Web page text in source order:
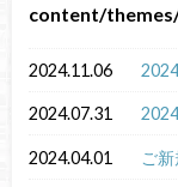
content/
2024.11.06
2024.07.31
2024.04.01 ご